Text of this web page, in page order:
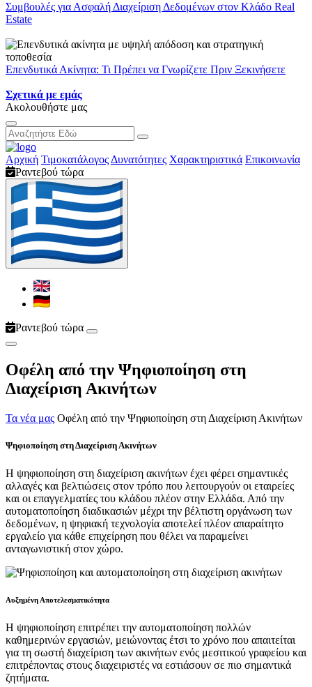
Συμβουλές για Ασφαλή Διαχείριση Δεδομένων στον Κλάδο Real
Estate
Επενδυτικά Ακίνητα: Τι Πρέπει να Γνωρίζετε Πριν Ξεκινήσετε
Σχετικά με εμάς
Ακολουθήστε μας
Αρχική Τιμοκατάλογος Δυνατότητες Χαρακτηριστικά Επικοινωνία
Ραντεβού τώρα
Ραντεβού τώρα
Οφέλη από την Ψηφιοποίηση στη
Διαχείριση Ακινήτων
Τα νέα μας Οφέλη από την Ψηφιοποίηση στη Διαχείριση Ακινήτων
Ψηφιοποίηση στη Διαχείριση Ακινήτων
Η ψηφιοποίηση στη διαχείριση ακινήτων έχει φέρει σημαντικές
αλλαγές και βελτιώσεις στον τρόπο που λειτουργούν οι εταιρείες
και οι επαγγελματίες του κλάδου πλέον στην Ελλάδα. Από την
αυτοματοποίηση διαδικασιών μέχρι την βέλτιστη οργάνωση των
δεδομένων, η ψηφιακή τεχνολογία αποτελεί πλέον απαραίτητο
εργαλείο για κάθε επιχείρηση που θέλει να παραμείνει
ανταγωνιστική στον χώρο.
Αυξημένη Αποτελεσματικότητα
Η ψηφιοποίηση επιτρέπει την αυτοματοποίηση πολλών
καθημερινών εργασιών, μειώνοντας έτσι το χρόνο που απαιτείται
για τη σωστή διαχείριση των ακινήτων ενός μεσιτικού γραφείου και
επιτρέποντας στους διαχειριστές να εστιάσουν σε πιο σημαντικά
ζητήματα.